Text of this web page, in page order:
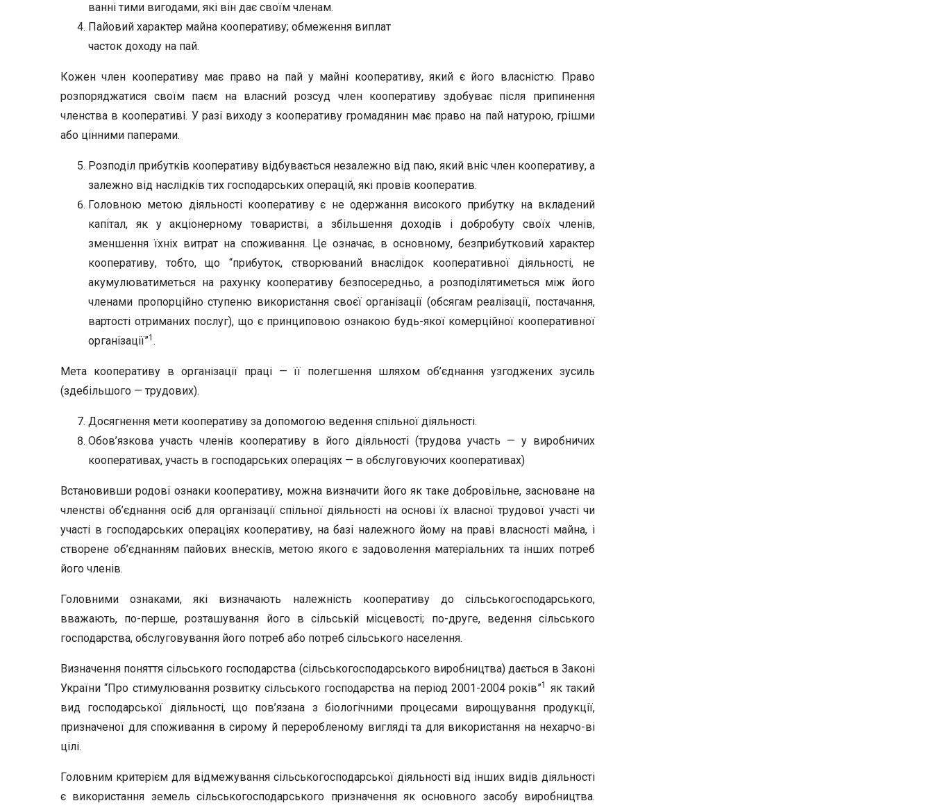
ванні тими вигодами, які він дає своїм членам.
Пайовий характер майна кооперативу; обмеження виплат
часток доходу на пай.
Кожен член кооперативу має право на пай у майні кооперати­ву, який є його власністю. Право
розпоряджатися своїм паєм на власний розсуд член кооперативу здобуває після припинення
членства в кооперативі. У разі виходу з кооперативу громадянин має право на пай натурою, грішми
або цінними паперами.
Розподіл прибутків кооперативу відбувається незалежно від паю, який вніс член кооперативу, а
залежно від наслідків тих гос­подарських операцій, які провів кооператив.
Головною метою діяльності кооперативу є не одержання ви­сокого прибутку на вкладений
капітал, як у акціонерному товарис­тві, а збільшення доходів і добробуту своїх членів,
зменшення їхніх витрат на споживання. Це означає, в основному, безприбутковий характер
кооперативу, тобто, що “прибуток, створюваний внаслі­док кооперативної діяльності, не
акумулюватиметься на рахунку кооперативу безпосередньо, а розподілятиметься між його
членами пропорційно ступеню використання своєї організації (обсягам ре­алізації, постачання,
вартості отриманих послуг), що є принципо­вою ознакою будь-якої комерційної кооперативної
організації”1 .
Мета кооперативу в організації праці — її полегшення шляхом об’єднання узгоджених зусиль
(здебільшого — трудових).
Досягнення мети кооперативу за допомогою ведення спільної діяльності.
Обов’язкова участь членів кооперативу в його діяльності (тру­дова участь — у виробничих
кооперативах, участь в господарських операціях — в обслуговуючих кооперативах)
Встановивши родові ознаки кооперативу, можна визначити йо­го як таке добровільне, засноване на
членстві об’єднання осіб для організації спільної діяльності на основі їх власної трудової участі чи
участі в господарських операціях кооперативу, на базі належно­го йому на праві власності майна, і
створене об’єднанням пайових внесків, метою якого є задоволення матеріальних та інших потреб
його членів.
Головними ознаками, які визначають належність кооперативу до сільськогосподарського,
вважають, по-перше, розташування йо­го в сільській місцевості; по-друге, ведення сільського
господарс­тва, обслуговування його потреб або потреб сільського населення.
Визначення поняття сільського господарства (сільськогосподар­ського виробництва) дається в Законі
України “Про стимулювання розвитку сільського господарства на період 2001-2004 років”1
як та­кий
вид господарської діяльності, що пов’язана з біологічними процесами вирощування продукції,
призначеної для споживання в сирому й переробленому вигляді та для використання на нехарчо-ві
цілі.
Головним критерієм для відмежування сільськогосподарської діяльності від інших видів діяльності
є використання земель сіль­ськогосподарського призначення як основного засобу виробниц­тва.